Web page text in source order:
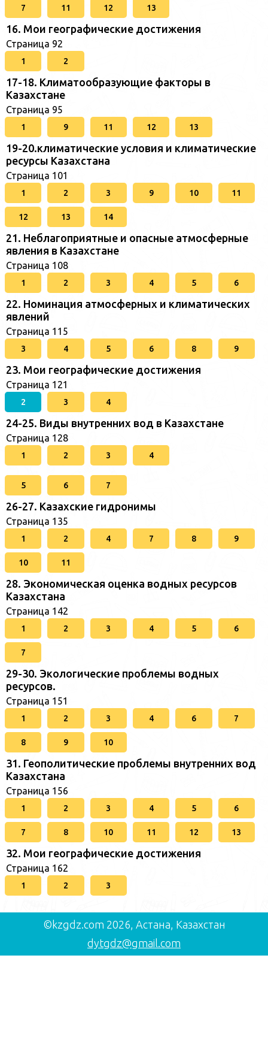
7 11 12 13
16. Мои географические достижения
Страница 92
1 2
17-18. Климатообразующие факторы в
Казахстане
Страница 95
1 9 11 12 13
19-20.климатические условия и климатические
ресурсы Казахстана
Страница 101
1 2 3 9 10 11
12 13 14
21. Неблагоприятные и опасные атмосферные
явления в Казахстане
Страница 108
1 2 3 4 5 6
22. Номинация атмосферных и климатических
явлений
Страница 115
3 4 5 6 8 9
23. Мои географические достижения
Страница 121
2 3 4
24-25. Виды внутренних вод в Казахстане
Страница 128
1 2 3 4
5 6 7
26-27. Казахские гидронимы
Страница 135
1 2 4 7 8 9
10 11
28. Экономическая оценка водных ресурсов
Казахстана
Страница 142
1 2 3 4 5 6
7
29-30. Экологические проблемы водных
ресурсов.
Страница 151
1 2 3 4 6 7
8 9 10
31. Геополитические проблемы внутренних вод
Казахстана
Страница 156
1 2 3 4 5 6
7 8 10 11 12 13
32. Мои географические достижения
Страница 162
1 2 3
©kzgdz.com 2026, Астана, Казахстан
dytgdz@gmail.com